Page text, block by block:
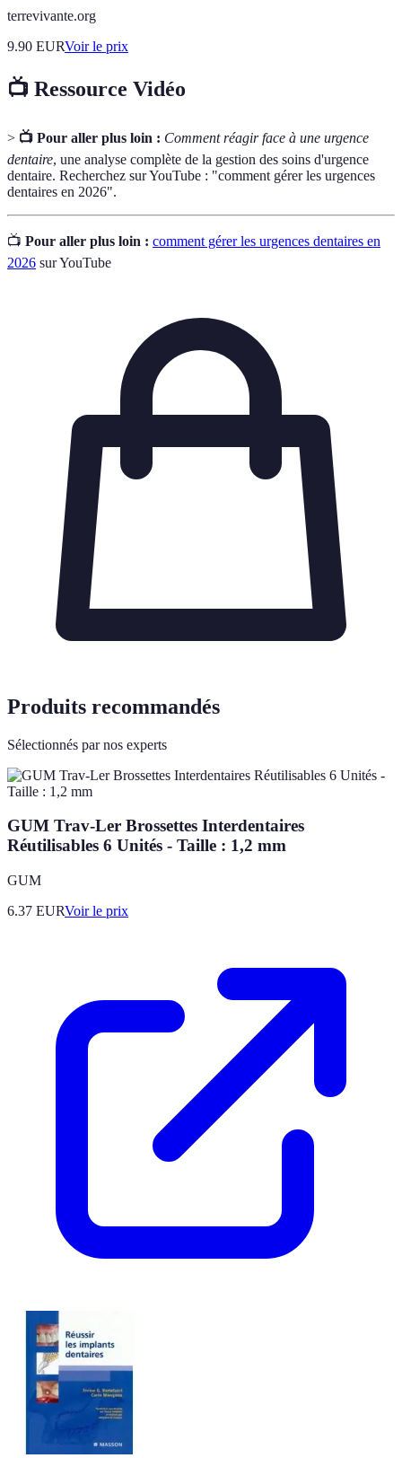
terrevivante.org
9.90 EURVoir le prix
📺 Ressource Vidéo
> 📺 Pour aller plus loin : Comment réagir face à une urgence
dentaire, une analyse complète de la gestion des soins d'urgence
dentaire. Recherchez sur YouTube : "comment gérer les urgences
dentaires en 2026".
📺 Pour aller plus loin : comment gérer les urgences dentaires en
2026 sur YouTube
Produits recommandés
Sélectionnés par nos experts
GUM Trav-Ler Brossettes Interdentaires
Réutilisables 6 Unités - Taille : 1,2 mm
GUM
6.37 EURVoir le prix